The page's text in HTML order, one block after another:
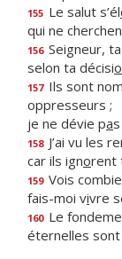
155 Le salut s’él
qui ne
156 Seigneur,
selon ta décisio
157 Ils sont
oppresseurs ;
je ne dévie pa
158 J’ai vu les
car ils ignorent
159 Vois
fais-moi vivre
160 Le
éternelles